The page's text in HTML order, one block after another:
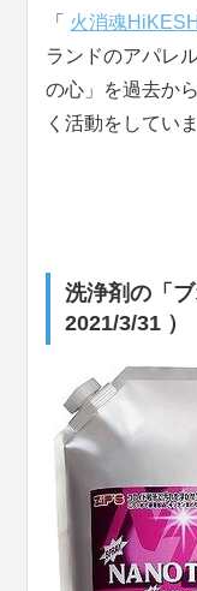
「 火消魂
ランドのアパレ
の心」を過去か
く活動をしていま
洗浄剤の「
2021/3/31 ）